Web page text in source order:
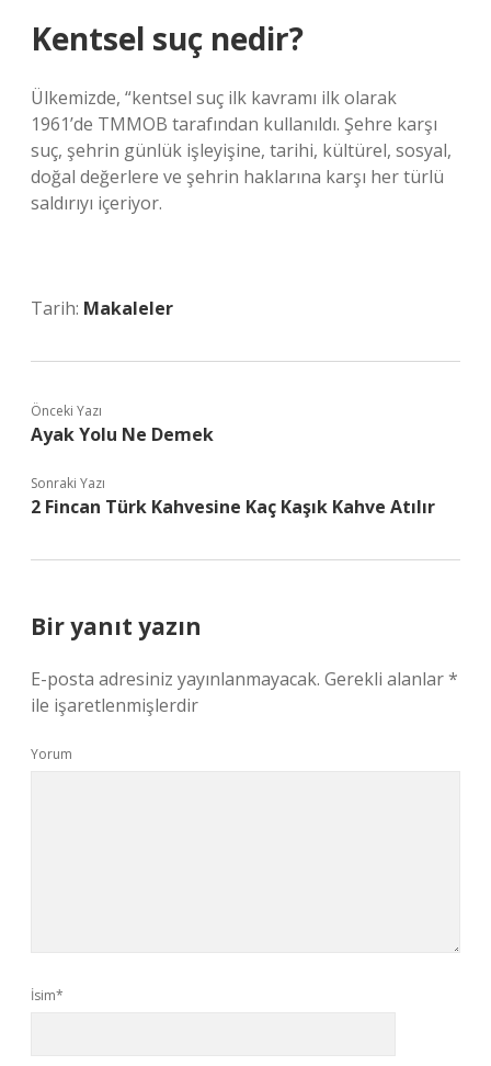
Kentsel suç nedir?
Ülkemizde, “kentsel suç ilk kavramı ilk olarak
1961’de TMMOB tarafından kullanıldı. Şehre karşı
suç, şehrin günlük işleyişine, tarihi, kültürel, sosyal,
doğal değerlere ve şehrin haklarına karşı her türlü
saldırıyı içeriyor.
Tarih: Makaleler
Önceki Yazı
Ayak Yolu Ne Demek
Sonraki Yazı
2 Fincan Türk Kahvesine Kaç Kaşık Kahve Atılır
Bir yanıt yazın
E-posta adresiniz yayınlanmayacak. Gerekli alanlar*
ile işaretlenmişlerdir
Yorum
İsim*